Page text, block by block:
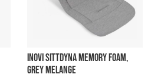
INOVI SITTDYNA MEMORY FOAM,
GREY MELANGE